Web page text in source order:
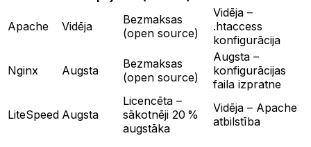
Apache Vidēja
Bezmaksas
(open source)
Vidēja –
.htaccess
konfigurācija
Nginx Augsta
Bezmaksas
(open source)
Augsta –
konfigurācijas
faila izpratne
LiteSpeed Augsta
Licencēta –
sākotnēji 20 %
augstāka
Vidēja – Apache
atbilstība